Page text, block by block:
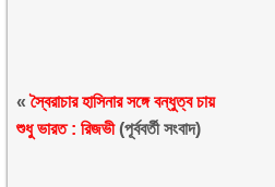
«স্বৈরাচার হাসিনার সঙ্গে বন্ধুত্ব চায়
শুধু ভারত : রিজভী(পূর্ববর্তী সংবাদ)